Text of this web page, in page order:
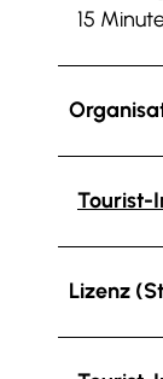
15
Tourist-
Lizenz